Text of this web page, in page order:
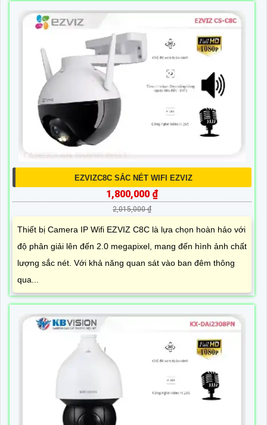
EZVIZC8C SẮC NÉT WIFI EZVIZ
1,800,000 ₫
2,015,000 ₫
Thiết bị Camera IP Wifi EZVIZ C8C là lựa chọn hoàn hảo với
độ phân giải lên đến 2.0 megapixel, mang đến hình ảnh chất
lượng sắc nét. Với khả năng quan sát vào ban đêm thông
qua...